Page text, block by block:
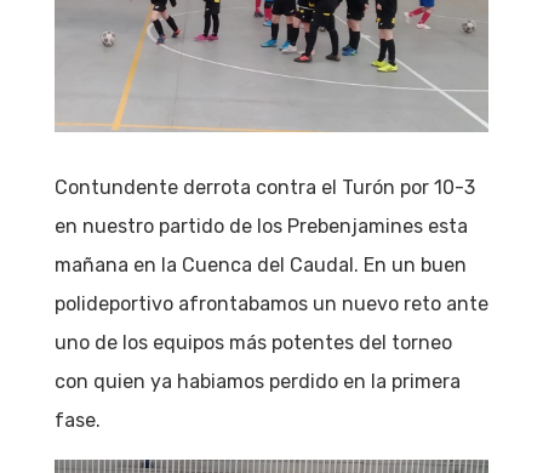
Contundente derrota contra el Turón por 10-3
en nuestro partido de los Prebenjamines esta
mañana en la Cuenca del Caudal. En un buen
polideportivo afrontabamos un nuevo reto ante
uno de los equipos más potentes del torneo
con quien ya habiamos perdido en la primera
fase.